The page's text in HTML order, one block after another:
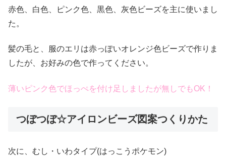
赤色、白色、ピンク色、黒色、灰色ビーズを主に使いまし
た。
髪の毛と、服のエリは赤っぽいオレンジ色ビーズで作りま
したが、お好みの色で作ってください。
薄いピンク色でほっぺを付け足しましたが無しでもOK！
つぼつぼ☆アイロンビーズ図案つくりかた
次に、むし・いわタイプ(はっこうポケモン)